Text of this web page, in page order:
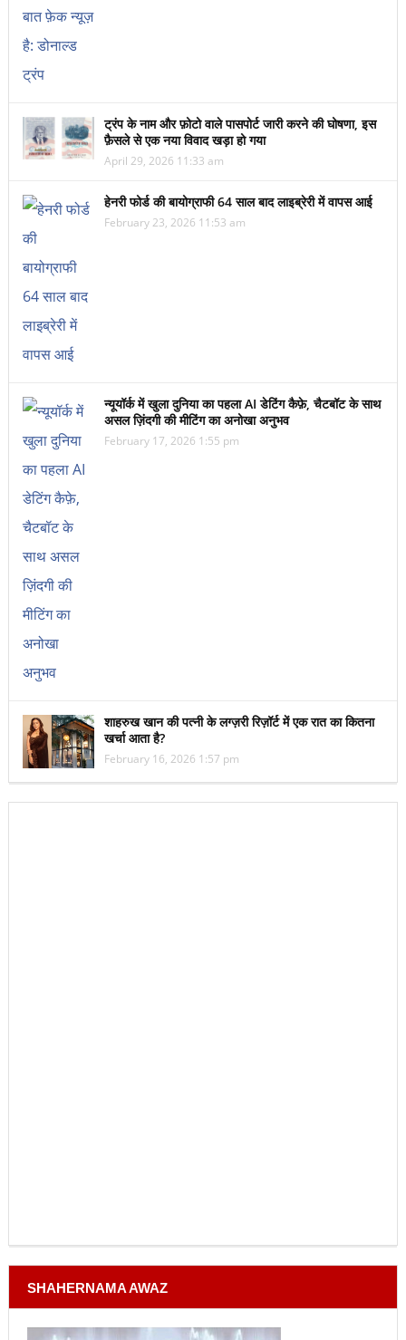
ट्रंप के नाम और फ़ोटो वाले पासपोर्ट जारी करने की घोषणा, इस
फ़ैसले से एक नया विवाद खड़ा हो गया
April 29, 2026 11:33 am
हेनरी फोर्ड की बायोग्राफी 64 साल बाद लाइब्रेरी में वापस आई
February 23, 2026 11:53 am
न्यूयॉर्क में खुला दुनिया का पहला AI डेटिंग कैफ़े, चैटबॉट के साथ
असल ज़िंदगी की मीटिंग का अनोखा अनुभव
February 17, 2026 1:55 pm
शाहरुख खान की पत्नी के लग्ज़री रिज़ॉर्ट में एक रात का कितना
खर्चा आता है?
February 16, 2026 1:57 pm
SHAHERNAMA AWAZ